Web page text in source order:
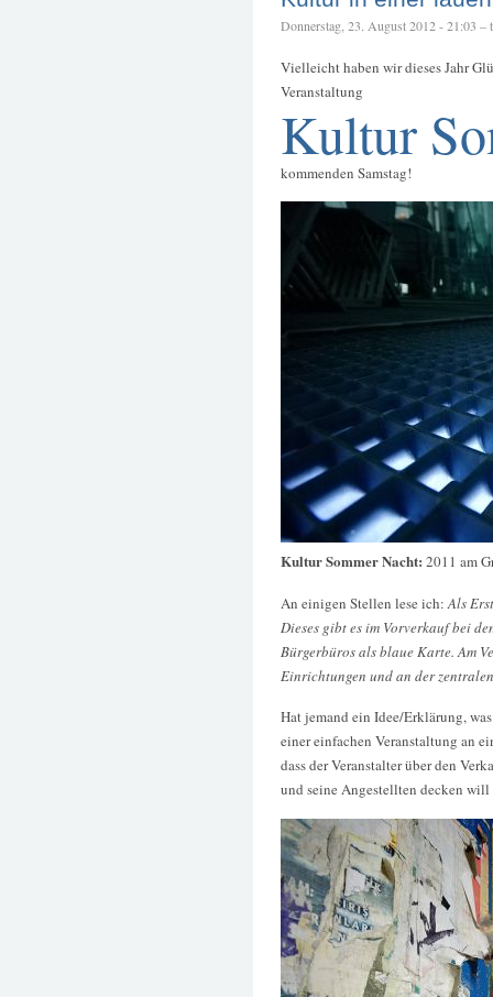
Donnerstag, 23. August 2012 - 21:03 –
Vielleicht haben wir dieses Jahr
Veranstaltung
Kultur
kommenden Samstag!
Kultur Sommer Nacht: 2011 am
An einigen Stellen lese ich:Als
Dieses gibt es im Vorverkauf bei
Bürgerbüros als blaue Karte. Am
Einrichtungen und an der
Hat jemand ein Idee/Erklärung,
einer einfachen Veranstaltung an
dass der Veranstalter über den
und seine Angestellten decken will